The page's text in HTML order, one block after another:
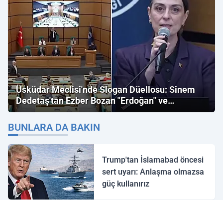
Üsküdar Meclisi'nde Slogan Düellosu: Sinem
Dedetaş'tan Ezber Bozan "Erdoğan" ve
"İmamoğlu" Çıkışı!
BUNLARA DA BAKIN
Trump'tan İslamabad öncesi
sert uyarı: Anlaşma olmazsa
güç kullanırız